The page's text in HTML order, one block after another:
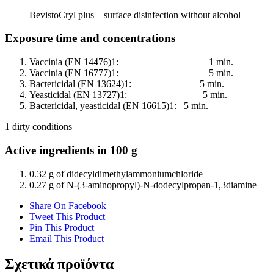
BevistoCryl plus – surface disinfection without alcohol
Exposure time and concentrations
Vaccinia (EN 14476)1: 1 min.
Vaccinia (EN 16777)1: 5 min.
Bactericidal (EN 13624)1: 5 min.
Yeasticidal (EN 13727)1: 5 min.
Bactericidal, yeasticidal (EN 16615)1: 5 min.
1 dirty conditions
Active ingredients in 100 g
0.32 g of didecyldimethylammoniumchloride
0.27 g of N-(3-aminopropyl)-N-dodecylpropan-1,3diamine
Share On Facebook
Tweet This Product
Pin This Product
Email This Product
Σχετικά προϊόντα